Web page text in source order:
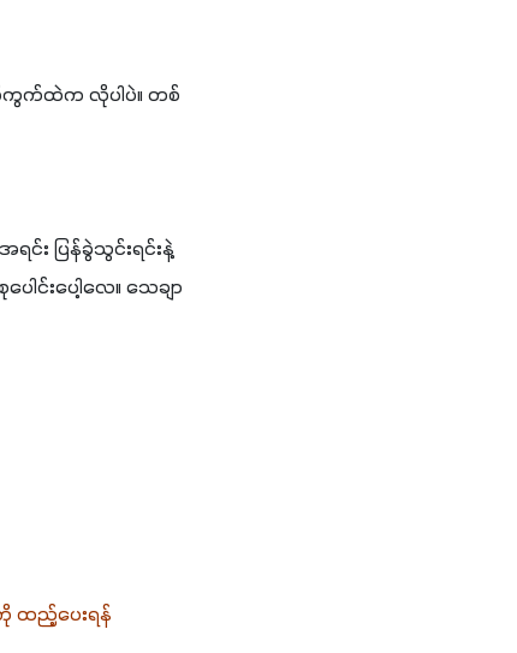
ကွက်ထဲက လိုပါပဲ။ တစ်
း ပြန်ခွဲသွင်းရင်းနဲ့
င်းပေါ့လေ။ သေချာ
ထည့်ပေးရန်